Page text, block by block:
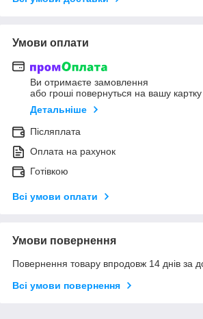
Умови оплати
Ви отримаєте замовлення
або гроші повернуться на вашу картку
Детальніше
Післяплата
Оплата на рахунок
Готівкою
Всі умови оплати
Умови повернення
Повернення товару впродовж 14 днів за
Всі умови повернення